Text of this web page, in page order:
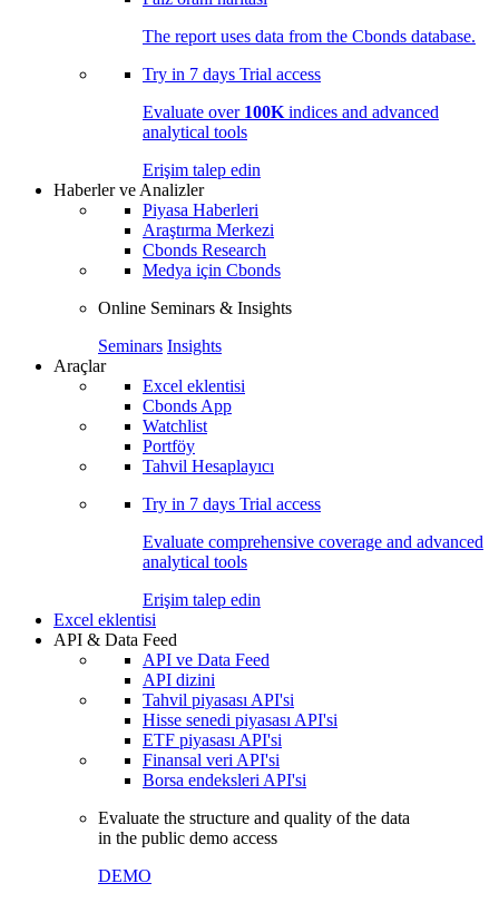
The report uses data from the Cbonds database.
Try in 7 days Trial access
Evaluate over 100K indices and advanced
analytical tools
Erişim talep edin
Haberler ve Analizler
Piyasa Haberleri
Araştırma Merkezi
Cbonds Research
Medya için Cbonds
Online Seminars & Insights
Seminars Insights
Araçlar
Excel eklentisi
Cbonds App
Watchlist
Portföy
Tahvil Hesaplayıcı
Try in 7 days Trial access
Evaluate comprehensive coverage and advanced
analytical tools
Erişim talep edin
Excel eklentisi
API & Data Feed
API ve Data Feed
API dizini
Tahvil piyasası API'si
Hisse senedi piyasası API'si
ETF piyasası API'si
Finansal veri API'si
Borsa endeksleri API'si
Evaluate the structure and quality of the data
in the public demo access
DEMO